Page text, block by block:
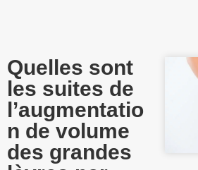
Quelles sont
les suites de
l’augmentatio
n de volume
des grandes